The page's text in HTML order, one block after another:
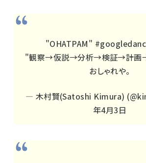
"OHATPAM"
"観察→仮説→分析→検証→計
おしゃれや。
— 木村賢(Satoshi Kimura)
年4月3日